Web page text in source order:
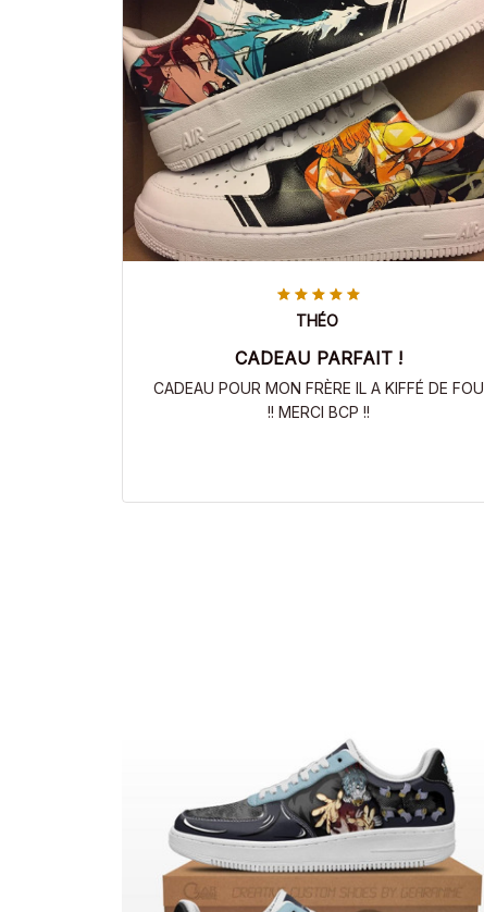
THÉO
CADEAU PARFAIT !
CADEAU POUR MON FRÈRE IL A KIFFÉ DE FOU
!! MERCI BCP !!